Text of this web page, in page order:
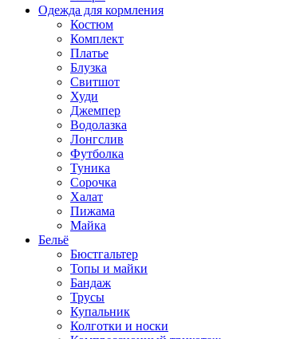
Одежда для кормления
Костюм
Комплект
Платье
Блузка
Свитшот
Худи
Джемпер
Водолазка
Лонгслив
Футболка
Туника
Сорочка
Халат
Пижама
Майка
Бельё
Бюстгальтер
Топы и майки
Бандаж
Трусы
Купальник
Колготки и носки